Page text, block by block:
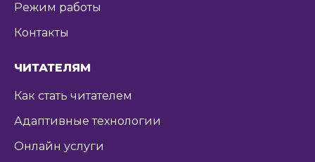
Режим работы
Контакты
ЧИТАТЕЛЯМ
Как стать читателем
Адаптивные технологии
Онлайн услуги